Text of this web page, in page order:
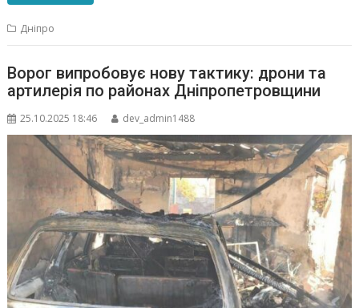
Дніпро
Ворог випробовує нову тактику: дрони та
артилерія по районах Дніпропетровщини
25.10.2025 18:46 dev_admin1488